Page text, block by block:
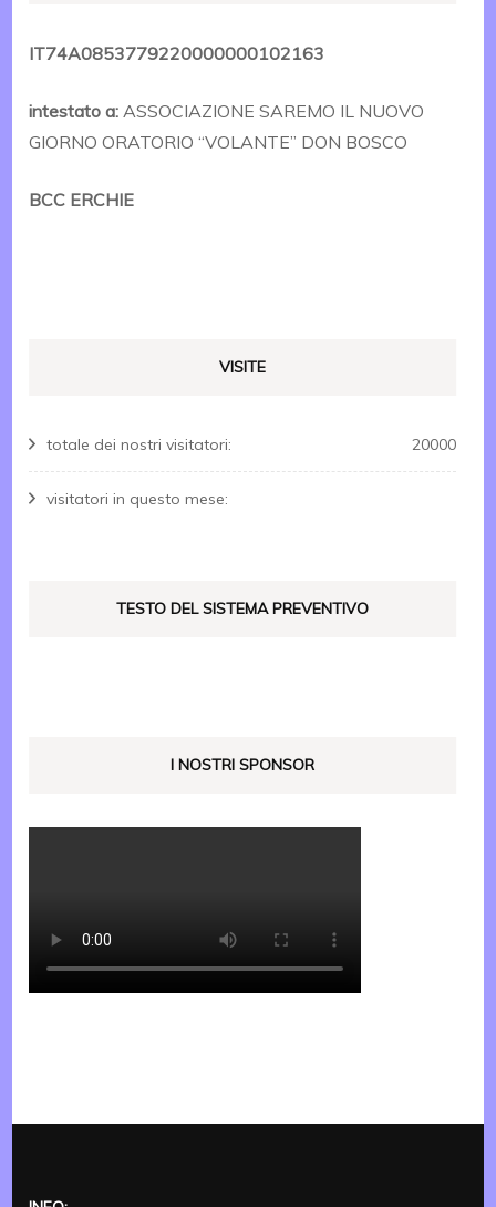
IT74A0853779220000000102163
intestato a: ASSOCIAZIONE SAREMO IL NUOVO
GIORNO ORATORIO “VOLANTE” DON BOSCO
BCC ERCHIE
VISITE
20000
totale dei nostri visitatori:
visitatori in questo mese:
TESTO DEL SISTEMA PREVENTIVO
I NOSTRI SPONSOR